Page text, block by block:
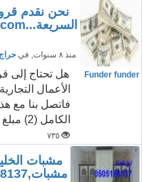
نحن نقدم
السريعة...Shaveyloanfinance@gmail.com
منذ ٨ سنوات , في
Funder funder
الأعمال
الكامل (2) مبلغ القرض المطلوب (3) مدة (4) ال...
٧٣٥
مشبات
مشبات,0505168137